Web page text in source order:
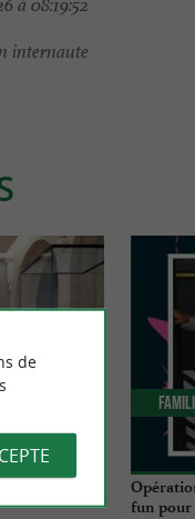
à 08:19:52
internaute
fun pour
de